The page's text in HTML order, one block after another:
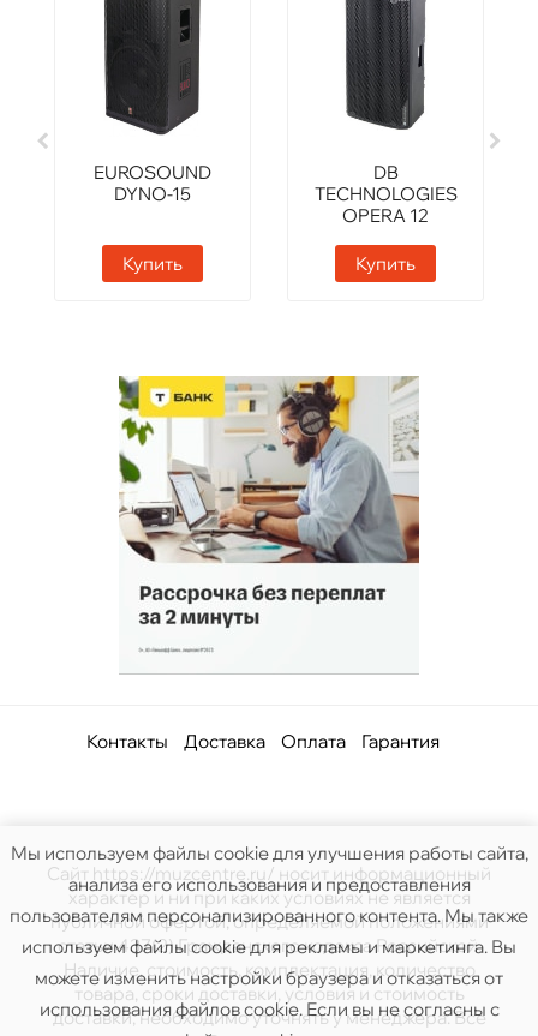
EUROSOUND
DYNO-15
Купить
DB
TECHNOLOGIES
OPERA 12
Купить
Контакты Доставка Оплата Гарантия
Сайт https://muzcentre.ru/ носит информационный
характер и ни при каких условиях не является
публичной офертой, определяемой положениями
статьи 437(2) Гражданского кодекса Российской.
Наличие, стоимость, комплектация, количество
товара, сроки доставки, условия и стоимость
доставки, необходимо уточнять у менеджера. Все
Мы используем файлы cookie для улучшения работы сайта,
анализа его использования и предоставления
пользователям персонализированного контента. Мы также
используем файлы cookie для рекламы и маркетинга. Вы
можете изменить настройки браузера и отказаться от
использования файлов cookie. Если вы не согласны с